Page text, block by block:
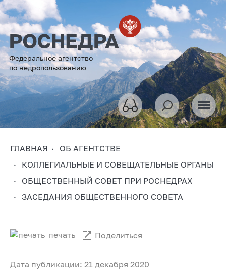
Федеральное агентство
по недропользованию
ГЛАВНАЯ
ОБ АГЕНТСТВЕ
КОЛЛЕГИАЛЬНЫЕ И СОВЕЩАТЕЛЬНЫЕ ОРГАНЫ
ОБЩЕСТВЕННЫЙ СОВЕТ ПРИ РОСНЕДРАХ
ЗАСЕДАНИЯ ОБЩЕСТВЕННОГО СОВЕТА
Дата публикации: 21 декабря 2020
печать Поделиться